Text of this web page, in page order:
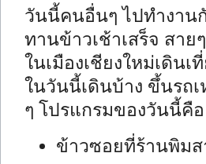
วันนี้คนอื่นๆ ไปทำงาน
ทานข้าวเช้าเสร็จ สาย
ในเมืองเชียงใหม่เดิน
ในวันนี้เดินบ้าง ขึ้นรถ
ๆ โปรแกรมของวันนี้คือ
ข้าวซอยที่ร้านพิมส